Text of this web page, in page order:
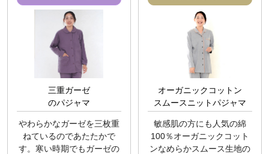
三重ガーゼ
のパジャマ
やわらかなガーゼを三枚重
ねているのであたたかで
す。寒い時期でもガーゼの
オーガニックコットン
スムースニットパジャマ
敏感肌の方にも人気の綿
100％オーガニックコット
ンなめらかスムース生地の